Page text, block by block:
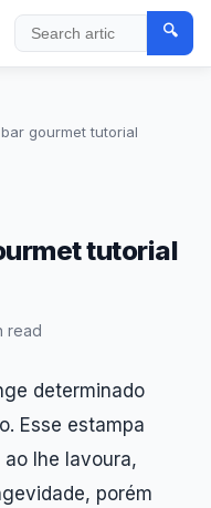
Search
🔍
gourmet tutorial
tutorial
read
determinado
Esse estampa
lhe lavoura,
porém